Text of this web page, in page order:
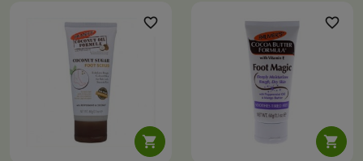

favorite_border

favorite_border